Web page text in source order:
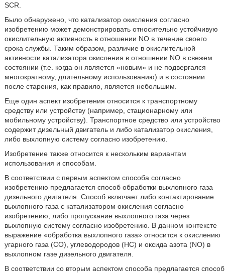
SCR.
Было обнаружено, что катализатор окисления согласно
изобретению может демонстрировать относительно устойчивую
окислительную активность в отношении NO в течение своего
срока службы. Таким образом, различие в окислительной
активности катализатора окисления в отношении NO в свежем
состоянии (т.е. когда он является «новым» и не подвергался
многократному, длительному использованию) и в состоянии
после старения, как правило, является небольшим.
Еще один аспект изобретения относится к транспортному
средству или устройству (например, стационарному или
мобильному устройству). Транспортное средство или устройство
содержит дизельный двигатель и либо катализатор окисления,
либо выхлопную систему согласно изобретению.
Изобретение также относится к нескольким вариантам
использования и способам.
В соответствии с первым аспектом способа согласно
изобретению предлагается способ обработки выхлопного газа
дизельного двигателя. Способ включает либо контактирование
выхлопного газа с катализатором окисления согласно
изобретению, либо пропускание выхлопного газа через
выхлопную систему согласно изобретению. В данном контексте
выражение «обработка выхлопного газа» относится к окислению
угарного газа (CO), углеводородов (HC) и оксида азота (NO) в
выхлопном газе дизельного двигателя.
В соответствии со вторым аспектом способа предлагается способ